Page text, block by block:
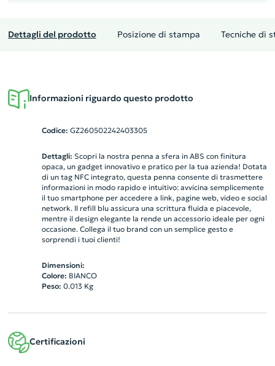
Dettagli del prodotto Posizione di stampa Tecniche di
Informazioni riguardo questo prodotto
Codice: GZ260502242403305
Dettagli: Scopri la nostra penna a sfera in ABS con finitura
opaca, un gadget innovativo e pratico per la tua azienda! Dotata
di un tag NFC integrato, questa penna consente di trasmettere
informazioni in modo rapido e intuitivo: avvicina semplicemente
il tuo smartphone per accedere a link, pagine web, video e social
network. Il refill blu assicura una scrittura fluida e piacevole,
mentre il design elegante la rende un accessorio ideale per ogni
occasione. Collega il tuo brand con un semplice gesto e
sorprendi i tuoi clienti!
Dimensioni:
Colore: BIANCO
Peso: 0.013Kg
Certificazioni